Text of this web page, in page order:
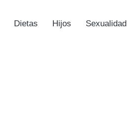
Dietas Hijos Sexualidad